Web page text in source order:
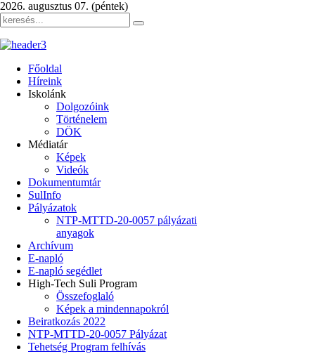
2026. augusztus 07. (péntek)
Főoldal
Híreink
Iskolánk
Dolgozóink
Történelem
DÖK
Médiatár
Képek
Videók
Dokumentumtár
SulInfo
Pályázatok
NTP-MTTD-20-0057 pályázati
anyagok
Archívum
E-napló
E-napló segédlet
High-Tech Suli Program
Összefoglaló
Képek a mindennapokról
Beiratkozás 2022
NTP-MTTD-20-0057 Pályázat
Tehetség Program felhívás